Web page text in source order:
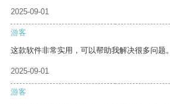
2025-09-01
游客
这款软件非常实用，可以帮助我解决很多问题。
2025-09-01
游客